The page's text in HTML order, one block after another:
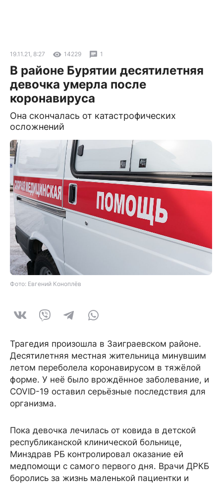
19.11.21, 8:27 14229 1
В районе Бурятии десятилетняя
девочка умерла после
коронавируса
Она скончалась от катастрофических
осложнений
Фото: Евгений Коноплёв
Трагедия произошла в Заиграевском районе.
Десятилетняя местная жительница минувшим
летом переболела коронавирусом в тяжёлой
форме. У неё было врождённое заболевание, и
COVID-19 оставил серьёзные последствия для
организма.
Пока девочка лечилась от ковида в детской
республиканской клинической больнице,
Минздрав РБ контролировал оказание ей
медпомощи с самого первого дня. Врачи ДРКБ
боролись за жизнь маленькой пациентки и